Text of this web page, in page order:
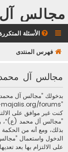
مجالس
الأسئلة
فهرس المنتدى
مجالس آل
بدخولك ”مجالس آل
كنت غير موافق على
”مجالس آل محمد (ع)“،
بذلك، ومع أنه من
الدخول واستعمال
على الالتزام بها بعد